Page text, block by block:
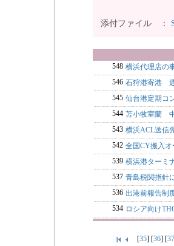
添付ファイル ：
548 横浜代理店の
546 石狩港寄港
545 仙台港定期
544 苫小牧室蘭
543 横浜ACL送信
542 全国CY搬入
539 横浜港ターミ
537 青島税関指針
536 出港前報告制
534 ロシア向け
[35] [36] [37